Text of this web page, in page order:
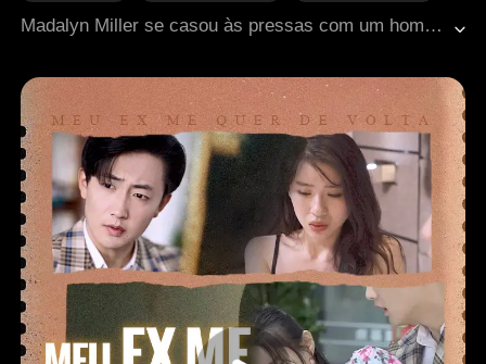
Doçura de amor
Romance moderno
Madalyn Miller se casou às pressas com um homem pobre que tinha uma filha. Com o passar do tempo, ela gradualmente descobriu a misteriosa identidade do marido. Na verdade, o homem com quem ela ficava todos os dias era o presidente da empresa rival, uma descoberta que desencadeou um choque profundo e uma luta interna dentro dela.